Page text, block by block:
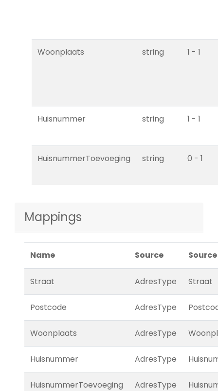
Woonplaats string 1 - 1
Huisnummer string 1 - 1
HuisnummerToevoeging string 0 - 1
Mappings
Name Source
Straat AdresType Straat
Postcode AdresType
Woonplaats AdresType
Huisnummer AdresType
HuisnummerToevoeging AdresType